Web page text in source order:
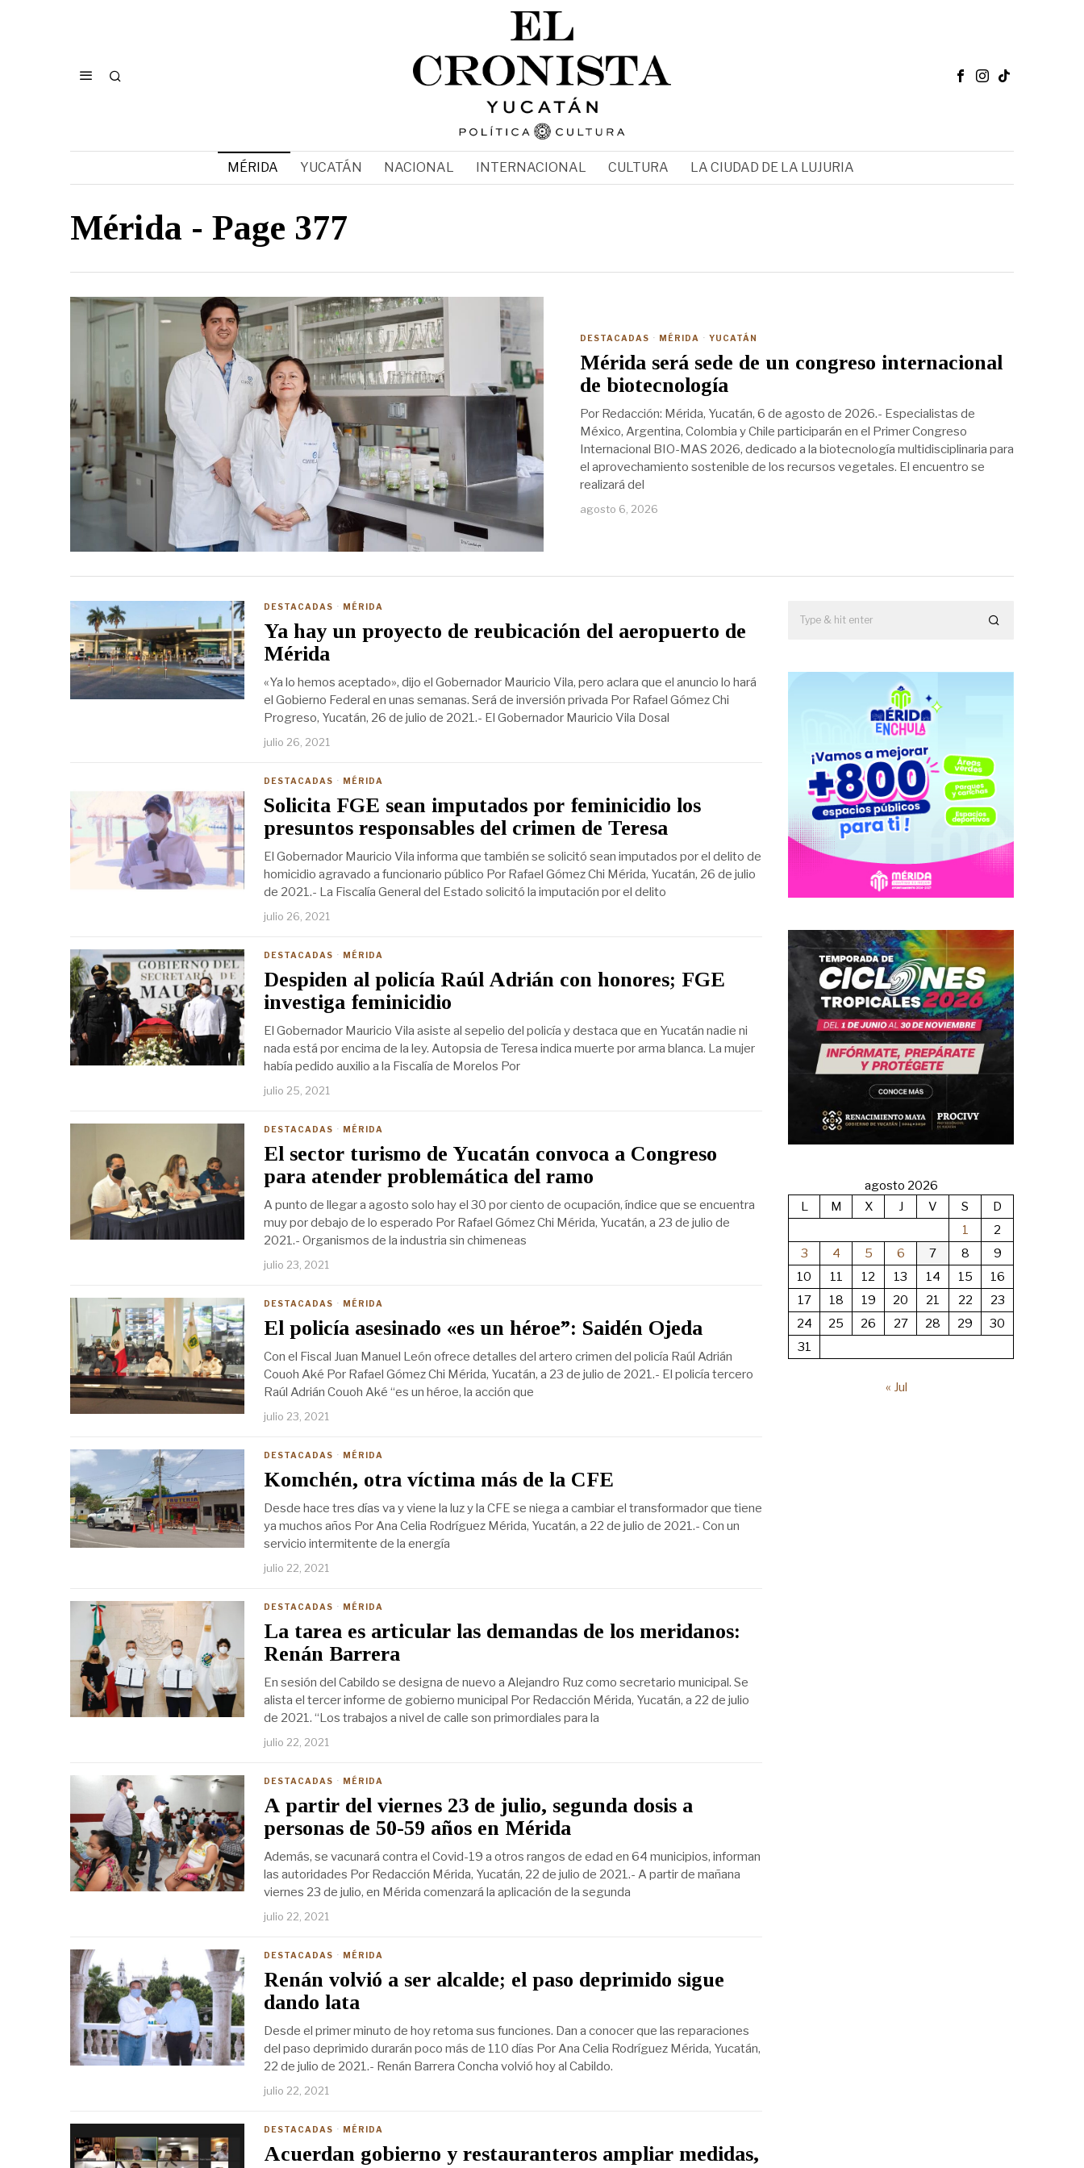
MÉRIDA YUCATÁN NACIONAL INTERNACIONAL CULTURA LA CIUDAD DE LA LUJURIA
Mérida - Page 377
DESTACADAS · MÉRIDA · YUCATÁN
Mérida será sede de un congreso internacional
de biotecnología
Por Redacción: Mérida, Yucatán, 6 de agosto de 2026.- Especialistas de
México, Argentina, Colombia y Chile participarán en el Primer Congreso
Internacional BIO-MAS 2026, dedicado a la biotecnología multidisciplinaria para
el aprovechamiento sostenible de los recursos vegetales. El encuentro se
realizará del
agosto 6, 2026
DESTACADAS · MÉRIDA
Ya hay un proyecto de reubicación del aeropuerto de
Mérida
«Ya lo hemos aceptado», dijo el Gobernador Mauricio Vila, pero aclara que el anuncio lo hará
el Gobierno Federal en unas semanas. Será de inversión privada Por Rafael Gómez Chi
Progreso, Yucatán, 26 de julio de 2021.- El Gobernador Mauricio Vila Dosal
julio 26, 2021
DESTACADAS · MÉRIDA
Solicita FGE sean imputados por feminicidio los
presuntos responsables del crimen de Teresa
El Gobernador Mauricio Vila informa que también se solicitó sean imputados por el delito de
homicidio agravado a funcionario público Por Rafael Gómez Chi Mérida, Yucatán, 26 de julio
de 2021.- La Fiscalía General del Estado solicitó la imputación por el delito
julio 26, 2021
DESTACADAS · MÉRIDA
Despiden al policía Raúl Adrián con honores; FGE
investiga feminicidio
El Gobernador Mauricio Vila asiste al sepelio del policía y destaca que en Yucatán nadie ni
nada está por encima de la ley. Autopsia de Teresa indica muerte por arma blanca. La mujer
había pedido auxilio a la Fiscalía de Morelos Por
julio 25, 2021
DESTACADAS · MÉRIDA
El sector turismo de Yucatán convoca a Congreso
para atender problemática del ramo
A punto de llegar a agosto solo hay el 30 por ciento de ocupación, índice que se encuentra
muy por debajo de lo esperado Por Rafael Gómez Chi Mérida, Yucatán, a 23 de julio de
2021.- Organismos de la industria sin chimeneas
julio 23, 2021
DESTACADAS · MÉRIDA
El policía asesinado «es un héroe”: Saidén Ojeda
Con el Fiscal Juan Manuel León ofrece detalles del artero crimen del policía Raúl Adrián
Couoh Aké Por Rafael Gómez Chi Mérida, Yucatán, a 23 de julio de 2021.- El policía tercero
Raúl Adrián Couoh Aké “es un héroe, la acción que
julio 23, 2021
DESTACADAS · MÉRIDA
Komchén, otra víctima más de la CFE
Desde hace tres días va y viene la luz y la CFE se niega a cambiar el transformador que tiene
ya muchos años Por Ana Celia Rodríguez Mérida, Yucatán, a 22 de julio de 2021.- Con un
servicio intermitente de la energía
julio 22, 2021
DESTACADAS · MÉRIDA
La tarea es articular las demandas de los meridanos:
Renán Barrera
En sesión del Cabildo se designa de nuevo a Alejandro Ruz como secretario municipal. Se
alista el tercer informe de gobierno municipal Por Redacción Mérida, Yucatán, a 22 de julio
de 2021. “Los trabajos a nivel de calle son primordiales para la
julio 22, 2021
DESTACADAS · MÉRIDA
A partir del viernes 23 de julio, segunda dosis a
personas de 50-59 años en Mérida
Además, se vacunará contra el Covid-19 a otros rangos de edad en 64 municipios, informan
las autoridades Por Redacción Mérida, Yucatán, 22 de julio de 2021.- A partir de mañana
viernes 23 de julio, en Mérida comenzará la aplicación de la segunda
julio 22, 2021
DESTACADAS · MÉRIDA
Renán volvió a ser alcalde; el paso deprimido sigue
dando lata
Desde el primer minuto de hoy retoma sus funciones. Dan a conocer que las reparaciones
del paso deprimido durarán poco más de 110 días Por Ana Celia Rodríguez Mérida, Yucatán,
22 de julio de 2021.- Renán Barrera Concha volvió hoy al Cabildo.
julio 22, 2021
DESTACADAS · MÉRIDA
Acuerdan gobierno y restauranteros ampliar medidas,
agosto 2026
L
M X J V S
D
1
2
3
4 5 6 7 8
9
10
11 12 13 14 15
16
17
18 19 20 21 22
23
24
25 26 27 28 29
30
31
« Jul